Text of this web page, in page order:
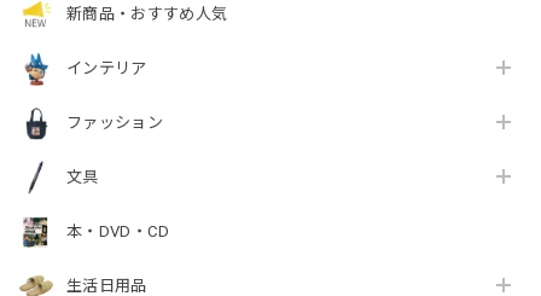
新商品・おすすめ人気
インテリア
ファッション
文具
本・DVD・CD
生活日用品